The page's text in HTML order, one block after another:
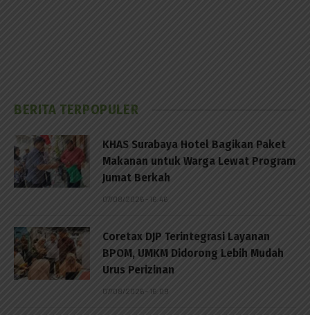
BERITA TERPOPULER
KHAS Surabaya Hotel Bagikan Paket
Makanan untuk Warga Lewat Program
Jumat Berkah
07/08/2026 - 16:46
Coretax DJP Terintegrasi Layanan
BPOM, UMKM Didorong Lebih Mudah
Urus Perizinan
07/08/2026 - 16:09